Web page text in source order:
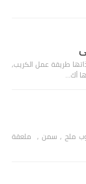
طريقة عمل الكريب,
أك…
ارز ابيض , كوب ماء , 1.5 كوب ملح , سمن , ملعقة